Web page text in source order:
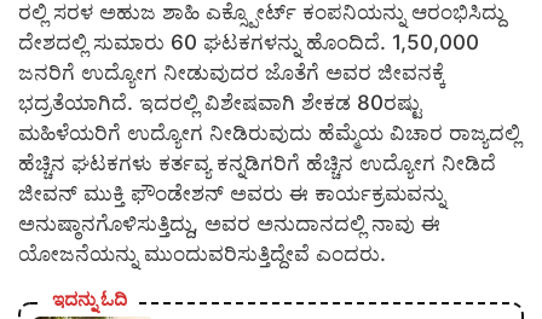
ರಲ್ಲಿ ಸರಳ ಅಹುಜ ಶಾಹಿ ಎಕ್ಸ್ಪೋರ್ಟ್ ಕಂಪನಿಯನ್ನು ಆರಂಭಿಸಿದ್ದು
ದೇಶದಲ್ಲಿ ಸುಮಾರು 60 ಘಟಕಗಳನ್ನು ಹೊಂದಿದೆ. 1,50,000
ಜನರಿಗೆ ಉದ್ಯೋಗ ನೀಡುವುದರ ಜೊತೆಗೆ ಅವರ ಜೀವನಕ್ಕೆ
ಭದ್ರತೆಯಾಗಿದೆ. ಇದರಲ್ಲಿ ವಿಶೇಷವಾಗಿ ಶೇಕಡ 80ರಷ್ಟು
ಮಹಿಳೆಯರಿಗೆ ಉದ್ಯೋಗ ನೀಡಿರುವುದು ಹೆಮ್ಮೆಯ ವಿಚಾರ ರಾಜ್ಯದಲ್ಲಿ
ಹೆಚ್ಚಿನ ಘಟಕಗಳು ಕರ್ತವ್ಯ ಕನ್ನಡಿಗರಿಗೆ ಹೆಚ್ಚಿನ ಉದ್ಯೋಗ ನೀಡಿದೆ
ಜೀವನ್ ಮುಕ್ತಿ ಫೌಂಡೇಶನ್ ಅವರು ಈ ಕಾರ್ಯಕ್ರಮವನ್ನು
ಅನುಷ್ಠಾನಗೊಳಿಸುತ್ತಿದ್ದು, ಅವರ ಅನುದಾನದಲ್ಲಿ ನಾವು ಈ
ಯೋಜನೆಯನ್ನು ಮುಂದುವರಿಸುತ್ತಿದ್ದೇವೆ ಎಂದರು.
ಇದನ್ನು ಓದಿ